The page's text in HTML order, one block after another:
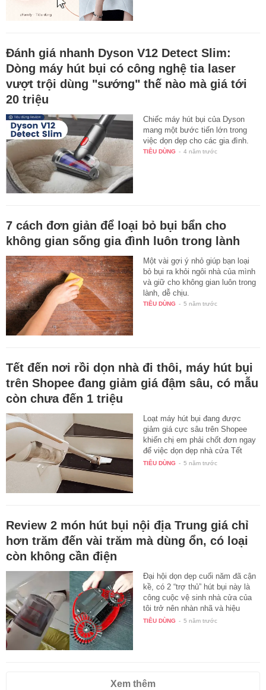
Đánh giá nhanh Dyson V12 Detect Slim:
Dòng máy hút bụi có công nghệ tia laser
vượt trội dùng "sướng" thế nào mà giá tới
20 triệu
Chiếc máy hút bụi của Dyson
mang một bước tiến lớn trong
việc dọn dẹp cho các gia đình.
TIÊU DÙNG - 4 năm trước
7 cách đơn giản để loại bỏ bụi bẩn cho
không gian sống gia đình luôn trong lành
Một vài gợi ý nhỏ giúp bạn loại
bỏ bụi ra khỏi ngôi nhà của mình
và giữ cho không gian luôn trong
lành, dễ chịu.
TIÊU DÙNG - 5 năm trước
Tết đến nơi rồi dọn nhà đi thôi, máy hút bụi
trên Shopee đang giảm giá đậm sâu, có mẫu
còn chưa đến 1 triệu
Loạt máy hút bụi đang được
giảm giá cực sâu trên Shopee
khiến chị em phải chốt đơn ngay
để việc dọn dẹp nhà cửa Tết
này…
TIÊU DÙNG - 5 năm trước
Review 2 món hút bụi nội địa Trung giá chỉ
hơn trăm đến vài trăm mà dùng ổn, có loại
còn không cần điện
Đại hội dọn dẹp cuối năm đã cận
kề, có 2 “trợ thủ” hút bụi này là
công cuộc vệ sinh nhà cửa của
tôi trở nên nhàn nhã và hiệu
quả…
TIÊU DÙNG - 5 năm trước
Xem thêm